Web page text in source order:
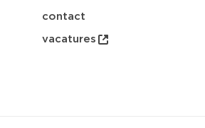
contact
vacatures